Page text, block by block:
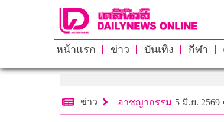
หน้าแรก ข่าว บันเทิง กีฬา
ข่าว อาชญากรรม 5 มิ.ย. 2569